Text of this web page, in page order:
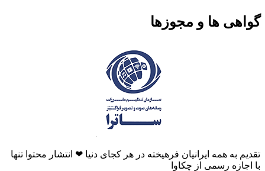
ها و مجوزها
به همه ایرانیان فرهیخته در هر کجای دنیا ❤ انتشار محتوا تنها
رسمی از چکاوا